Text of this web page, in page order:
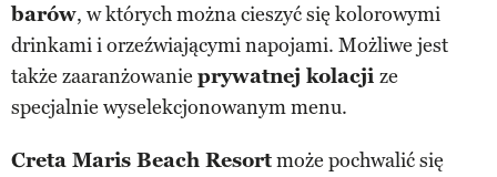
barów, w których można cieszyć się kolorowymi
drinkami i orzeźwiającymi napojami. Możliwe jest
także zaaranżowanie prywatnej kolacji ze
specjalnie wyselekcjonowanym menu.
Creta Maris Beach Resortmoże pochwalić się